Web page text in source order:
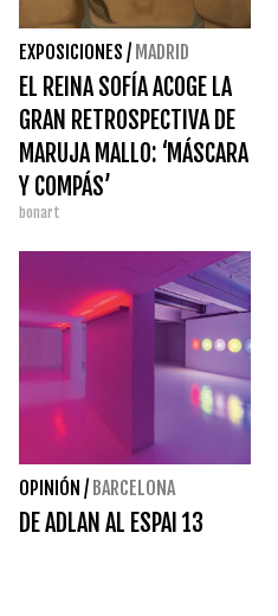
EXPOSICIONES / MADRID
EL REINA SOFÍA ACOGE LA
GRAN RETROSPECTIVA DE
MARUJA MALLO: ‘MÁSCARA
Y COMPÁS’
bonart
OPINIÓN / BARCELONA
DE ADLAN AL ESPAI 13